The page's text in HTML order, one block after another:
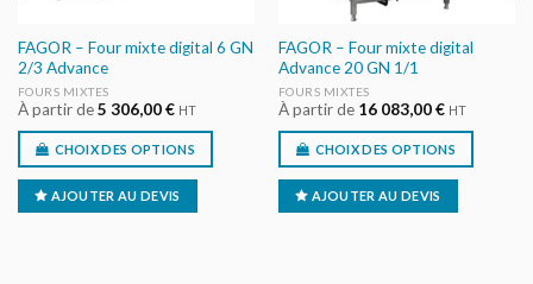
FAGOR – Four mixte digital 6 GN
2/3 Advance
FOURS MIXTES
À partir de5 306,00€ HT
CHOIX DES OPTIONS
AJOUTER AU DEVIS
FAGOR – Four mixte digital
Advance 20 GN 1/1
FOURS MIXTES
À partir de 16 083,00€ HT
CHOIX DES OPTIONS
AJOUTER AU DEVIS